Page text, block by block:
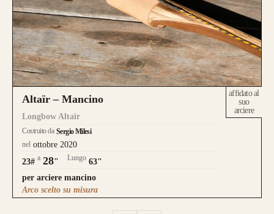
Altaïr – Mancino
Longbow Altaïr
Costruito da Sergio Milesi
nel ottobre 2020
23# a 28" Lungo 63"
per arciere mancino
affidato al
suo
arciere
Arco scelto su misura